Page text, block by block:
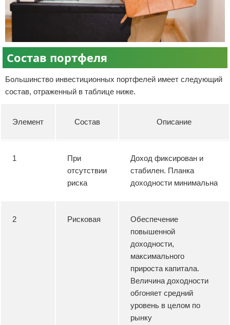
Состав портфеля
Большинство инвестиционных портфелей имеет следующий
состав, отраженный в таблице ниже.
Элемент Состав Описание
1
При
отсутствии
риска
Доход фиксирован и
стабилен. Планка
доходности минимальна
2 Рисковая
Обеспечение
повышенной
доходности,
максимального
прироста капитала.
Величина доходности
обгоняет средний
уровень в целом по
рынку